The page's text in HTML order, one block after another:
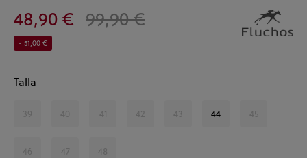
48,90 € 99,90 €
- 51,00 €
Talla
39 40 41 42 43 44 45
46 47 48